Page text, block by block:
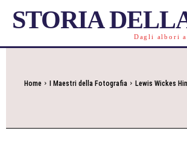
STORIA
Dagli albori
Home I Maestri della Fotografia Lewis Wickes